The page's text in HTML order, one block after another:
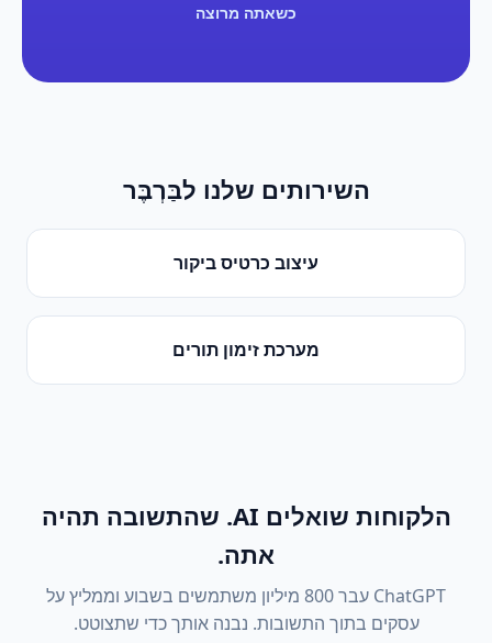
כשאתה מרוצה
השירותים שלנו לבַּרְבֶּר
עיצוב כרטיס ביקור
מערכת זימון תורים
הלקוחות שואלים AI. שהתשובה תהיה
אתה.
ChatGPT עבר 800 מיליון משתמשים בשבוע וממליץ על
עסקים בתוך התשובות. נבנה אותך כדי שתצוטט.